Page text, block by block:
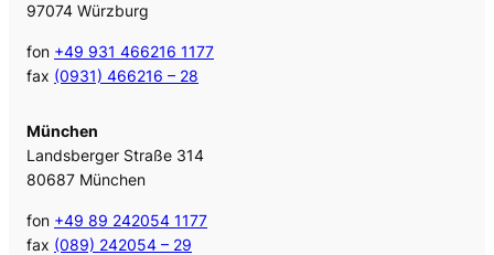
97074 Würzburg
fon +49 931 466216 1177
fax (0931) 466216 – 28
München
Landsberger Straße 314
80687 München
fon +49 89 242054 1177
fax (089) 242054 – 29